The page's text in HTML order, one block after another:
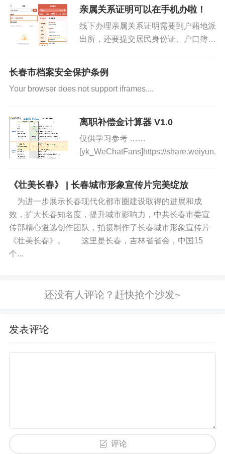
本次还更新了 蓝屏、黑屏问题，使用了最新版官方使用“深
屏，只有，使用官方安装程序自动安装了客户端防黑驱
动，才会出现死机。 我们使用的客户端是免安装版本，如
需防黑信息，软件会自动安装最新版防黑补贴不会蓝屏、
黑屏。
如果您对本文有异议，请先阅读本站《
持您个人观点可与本人联系。
消费的价位，找不到给样片修图的人。
不会用摄影助理的作品当样片。...
亲属关系证明可以在手机办啦！
线下办理亲属关系证明需要到户籍地派
出所，还要提交居民身份证、户口簿等
过“吉事办”开具亲属关系证明，有效期
为3个月，可用于小额遗产继承...
长春市档案安全保护条例
Your browser does not support iframes....
离职补偿金计算器 V1.0
仅供学习参考 ……
[yk_WeChatFans]https://
《壮美长春》 | 长春城市形象宣传片完美绽放
为进一步展示长春现代化都市圈建设取得的进展和成
效，扩大长春知名度，提升城市影响力，中共长春市委宣
传部精心遴选创作团队，拍摄制作了长春城市形象宣传片
《壮美长春》。 这里是长春，吉林省省会，中国15
个...
发表评论
评论